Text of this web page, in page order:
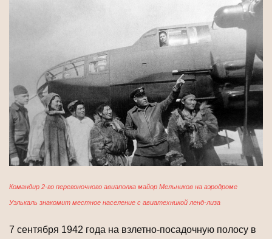
Командир 2-го перегоночного авиаполка майор Мельников на аэродроме
Уэлькаль знакомит местное население с авиатехникой ленд-лиза
7 сентября 1942 года на взлетно-посадочную полосу в